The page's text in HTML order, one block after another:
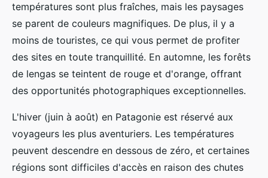
températures sont plus fraîches, mais les paysages
se parent de couleurs magnifiques. De plus, il y a
moins de touristes, ce qui vous permet de profiter
des sites en toute tranquillité. En automne, les forêts
de lengas se teintent de rouge et d'orange, offrant
des opportunités photographiques exceptionnelles.
L'hiver (juin à août) en Patagonie est réservé aux
voyageurs les plus aventuriers. Les températures
peuvent descendre en dessous de zéro, et certaines
régions sont difficiles d'accès en raison des chutes